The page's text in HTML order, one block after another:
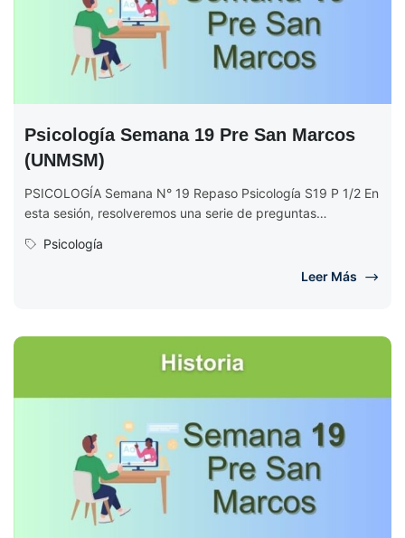
Psicología Semana 19 Pre San Marcos
(UNMSM)
PSICOLOGÍA Semana N° 19 Repaso Psicología S19 P 1/2 En
esta sesión, resolveremos una serie de preguntas
Psicología
Leer Más